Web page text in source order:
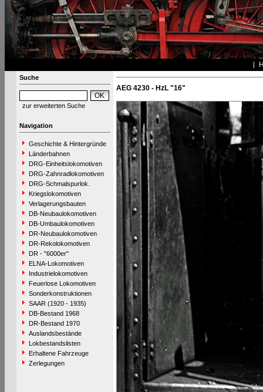
Suche
zur erweiterten Suche
Navigation
Geschichte & Hintergründe
Länderbahnen
DRG-Einheitslokomotiven
DRG-Zahnradlokomotiven
DRG-Schmalspurlok.
Kriegslokomotiven
Verlagerungsbauten
DB-Neubaulokomotiven
DB-Umbaulokomotiven
DR-Neubaulokomotiven
DR-Rekolokomotiven
DR - "6000er"
ELNA-Lokomotiven
Industrielokomotiven
Feuerlose Lokomotiven
Sonderkonstruktionen
SAAR (1920 - 1935)
DB-Bestand 1968
DR-Bestand 1970
Auslandsbestände
Lokbestandslisten
Erhaltene Fahrzeuge
Zerlegungen
AEG 4230 - HzL "16"